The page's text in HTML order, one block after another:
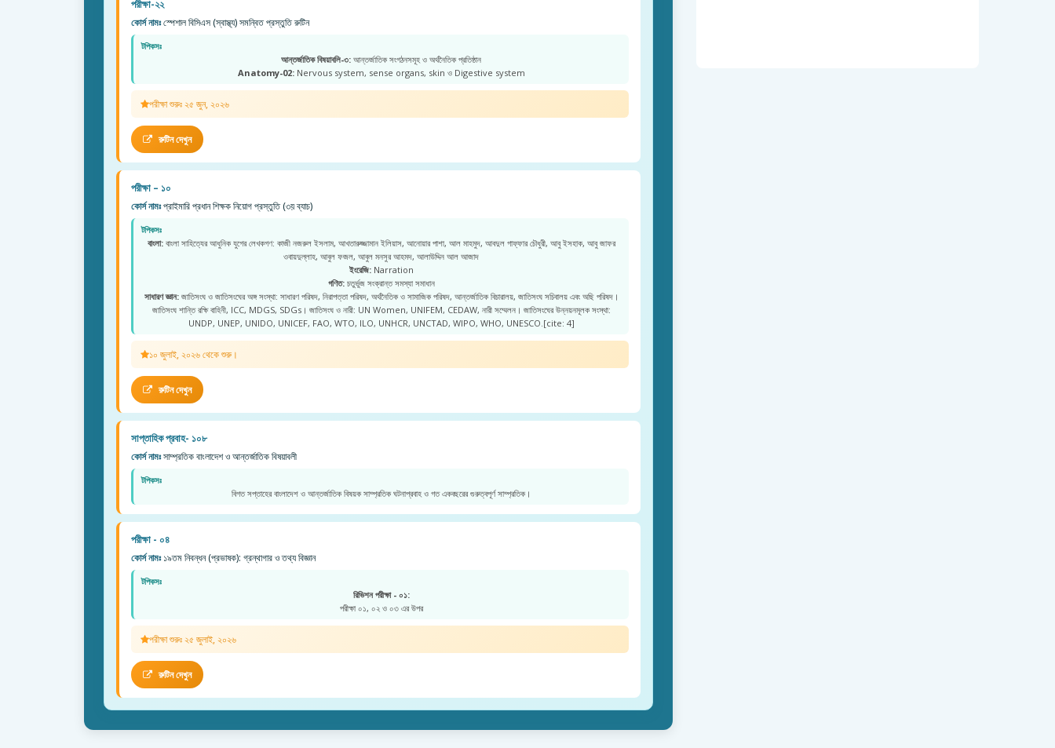
পরীক্ষা-২২
কোর্স নামঃস্পেশাল বিসিএস (স্বাস্থ্য) সমন্বিত প্রস্তুতি রুটিন
টপিকসঃ
আন্তর্জাতিক বিষয়াবলি-৩: আন্তর্জাতিক সংগঠনসমূহ ও অর্থনৈতিক প্রতিষ্ঠান
Anatomy-02:Nervous system, sense organs, skin ও Digestive system
পরীক্ষা শুরুঃ ২৫ জুন, ২০২৬
রুটিন দেখুন
পরীক্ষা – ১০
কোর্স নামঃপ্রাইমারি প্রধান শিক্ষক নিয়োগ প্রস্তুতি (৩য় ব্যাচ)
টপিকসঃ
বাংলা:বাংলা সাহিত্যের আধুনিক যুগের লেখকগণ: কাজী নজরুল ইসলাম, আখতারুজ্জামান ইলিয়াস, আনোয়ার পাশা, আল মাহমুদ, আবদুল গাফ্ফার চৌধুরী, আবু ইসহাক, আবু জাফর
ওবায়দুল্লাহ, আবুল ফজল, আবুল মনসুর আহমদ, আলাউদ্দিন আল আজাদ
ইংরেজি:Narration
গণিত:চতুর্ভুজ সংক্রান্ত সমস্যা সমাধান
সাধারণ জ্ঞান:জাতিসংঘ ও জাতিসংঘের অঙ্গ সংস্থা: সাধারণ পরিষদ, নিরাপত্তা পরিষদ, অর্থনৈতিক ও সামাজিক পরিষদ, আন্তর্জাতিক বিচারালয়, জাতিসংঘ সচিবালয় এবং অছি পরিষদ।
জাতিসংঘ শান্তি রক্ষি বাহিনী, ICC, MDGS, SDGs। জাতিসংঘ ও নারী: UN Women, UNIFEM, CEDAW, নারী সম্মেলন। জাতিসংঘের উন্নয়নমূলক সংস্থা:
UNDP, UNEP, UNIDO, UNICEF, FAO, WTO, ILO, UNHCR, UNCTAD, WIPO, WHO, UNESCO.[cite: 4]
১০ জুলাই, ২০২৬ থেকে শুরু।
রুটিন দেখুন
সাপ্তাহিক প্রবাহ- ১০৮
কোর্স নামঃসাম্প্রতিক বাংলাদেশ ও আন্তর্জাতিক বিষয়াবলী
টপিকসঃ
বিগত সপ্তাহের বাংলাদেশ ও আন্তর্জাতিক বিষয়ক সাম্প্রতিক ঘটনাপ্রবাহ ও গত একবছরের গুরুত্বপূর্ণ সাম্প্রতিক।
পরীক্ষা - ০৪
কোর্স নামঃ১৯তম নিবন্ধন (প্রভাষক): গ্রন্থাগার ও তথ্য বিজ্ঞান
টপিকসঃ
রিভিশন পরীক্ষা - ০১:
পরীক্ষা ০১, ০২ ও ০৩ এর উপর
পরীক্ষা শুরুঃ ২৫ জুলাই, ২০২৬
রুটিন দেখুন